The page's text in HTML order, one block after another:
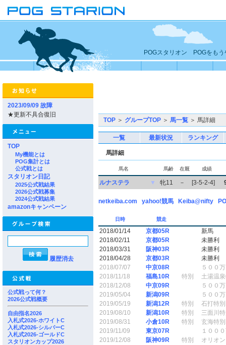
POGスタリオン POGをもう
2023/09/09 故障
★更新不具合復旧
TOP
My機能とは
POG集計とは
公式戦とは
スタリオン日記
2025公式戦結果
2026公式戦募集
2024公式戦結果
amazonキャンペーン
履歴消去
公式戦って何？
2026公式戦概要
自由指名2026
入札式2026-ホワイトC
入札式2026-シルバーC
入札式2026-ゴールドC
スタリオンカップ2026
TOP ＞ グループTOP ＞ 馬一覧 ＞ 馬詳細
一覧 最新状況 ランキング
馬詳細
馬名 馬齢 在厩 成績
ルナステラ ▼ 牝11 － [3-5-2-4]
netkeiba.com yahoo!競馬 Keiba@nifty
日時 競走
2018/01/14 京都05R
新馬
2018/02/11
京都05R
未勝利
2018/03/31
阪神03R
未勝利
2018/04/28
京都03R
未勝利
2018/07/07
中京08R
５００
2018/11/18
福島10R 特別
土湯温
2018/12/08
中京09R
５００
2019/05/04
新潟09R
５００
2019/05/19
新潟12R 特別
石打特別
2019/08/10
新潟10R 特別
三面川
2019/08/31
小倉10R 特別
玄海特別
2019/11/09
東京07R
１００
2019/12/08
阪神09R 特別
オリオ